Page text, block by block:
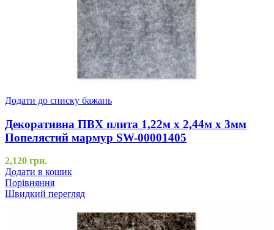
Додати до списку бажань
Декоративна ПВХ плита 1,22м х 2,44м х 3мм
Попелястий мармур SW-00001405
2,120 грн.
Додати в кошик
Порівняння
Швидкий перегляд